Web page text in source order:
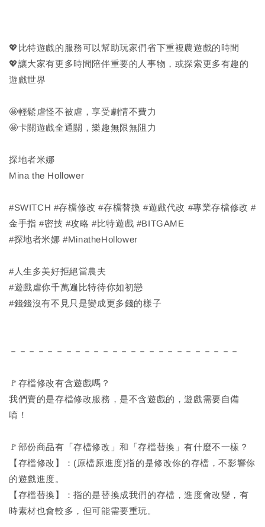
💖比特遊戲的服務可以幫助玩家們省下重複農遊戲的時間
💖讓大家有更多時間陪伴重要的人事物，或探索更多有趣的
遊戲世界
🤩輕鬆虐怪不被虐，享受劇情不費力
🤩卡關遊戲全通關，樂趣無限無阻力
探地者米娜
Mina the Hollower
#SWITCH #存檔修改 #存檔替換 #遊戲代改 #專業存檔修改 #
金手指 #密技 #攻略 #比特遊戲 #BITGAME
#探地者米娜 #MinatheHollower
#人生多美好拒絕當農夫
#遊戲虐你千萬遍比特待你如初戀
#錢錢沒有不見只是變成更多錢的樣子
－－－－－－－－－－－－－－－－－－－－－－－－－
🚩存檔修改有含遊戲嗎？
我們賣的是存檔修改服務，是不含遊戲的，遊戲需要自備
唷！
🚩部份商品有「存檔修改」和「存檔替換」有什麼不一樣？
【存檔修改】：(原檔原進度)指的是修改你的存檔，不影響你
的遊戲進度。
【存檔替換】：指的是替換成我們的存檔，進度會改變，有
時素材也會較多，但可能需要重玩。